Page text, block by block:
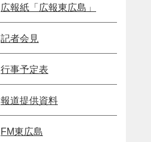
広報紙「広報東広島」
記者会見
行事予定表
報道提供資料
FM東広島